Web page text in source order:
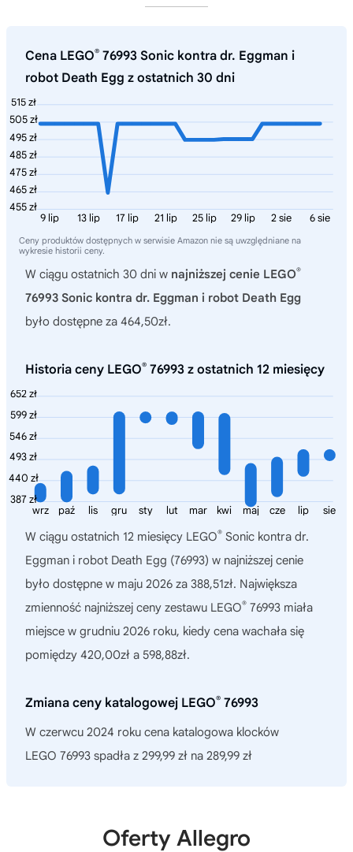
Cena LEGO® 76993 Sonic kontra dr. Eggman i
robot Death Egg z ostatnich 30 dni
515 zł
505 zł
495 zł
485 zł
475 zł
465 zł
455 zł
6 sie
2 sie
29 lip
25 lip
21 lip
17 lip
13 lip
9 lip
Ceny produktów dostępnych w serwisie Amazon nie są uwzględniane na
wykresie historii ceny.
W ciągu ostatnich 30 dni w najniższej cenie LEGO®
76993 Sonic kontra dr. Eggman i robot Death Egg
było dostępne za 464,50zł.
Historia ceny LEGO® 76993 z ostatnich 12 miesięcy
652 zł
599 zł
546 zł
493 zł
440 zł
387 zł
sie
lip
cze
maj
kwi
mar
lut
sty
gru
lis
paź
wrz
W ciągu ostatnich 12 miesięcy LEGO® Sonic kontra dr.
Eggman i robot Death Egg (76993) w najniższej cenie
było dostępne w maju 2026 za 388,51zł. Największa
zmienność najniższej ceny zestawu LEGO® 76993 miała
miejsce w grudniu 2026 roku, kiedy cena wachała się
pomiędzy 420,00zł a 598,88zł.
Zmiana ceny katalogowej LEGO® 76993
W czerwcu 2024 roku cena katalogowa klocków
LEGO 76993 spadła z 299,99 zł na 289,99 zł
Oferty Allegro